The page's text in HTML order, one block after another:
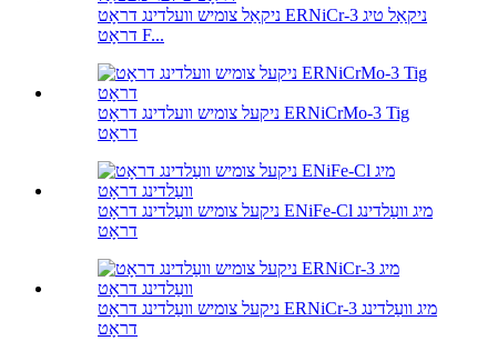
ניקאַל צומיש וועלדינג דראָט ERNiCr-3 ניקאַל טיג
דראָט F...
ניקעל צומיש וועלדינג דראָט ERNiCrMo-3 Tig
דראָט
ניקעל צומיש וועַלדינג דראָט ENiFe-Cl מיג וועַלדינג
דראָט
ניקעל צומיש וועַלדינג דראָט ERNiCr-3 מיג וועַלדינג
דראָט